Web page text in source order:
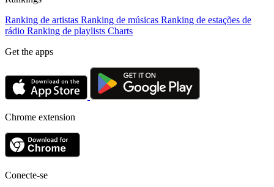
Ranking de artistas Ranking de músicas Ranking de estações de
rádio Ranking de playlists Charts
Get the apps
Chrome extension
Conecte-se